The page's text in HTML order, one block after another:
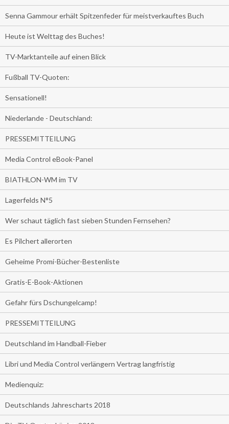
Senna Gammour erhält Spitzenfeder für meistverkauftes Buch
Heute ist Welttag des Buches!
TV-Marktanteile auf einen Blick
Fußball TV-Quoten:
Sensationell!
Niederlande - Deutschland:
PRESSEMITTEILUNG
Media Control eBook-Panel
BIATHLON-WM im TV
Lagerfelds N°5
Wer schaut täglich fast sieben Stunden Fernsehen?
Es Pilchert allerorten
Geheime Promi-Bücher-Bestenliste
Gratis-E-Book-Aktionen
Gefahr fürs Dschungelcamp!
PRESSEMITTEILUNG
Deutschland im Handball-Fieber
Libri und Media Control verlängern Vertrag langfristig
Medienquiz:
Deutschlands Jahrescharts 2018